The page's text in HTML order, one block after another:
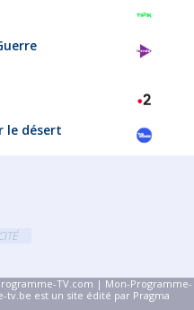
le désert
TV.com | Mon-Programme-
tv.be est un site édité par Pragma